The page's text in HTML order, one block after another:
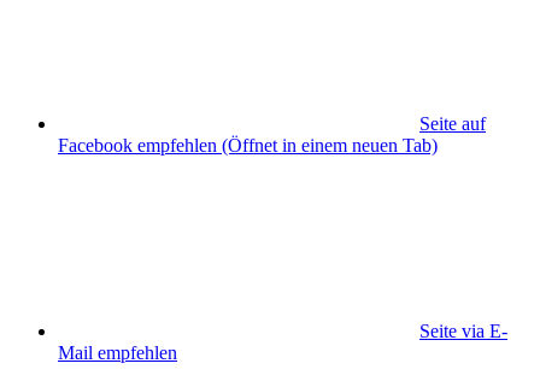
Seite auf
Facebook empfehlen (Öffnet in einem neuen Tab)
Seite via E-
Mail empfehlen